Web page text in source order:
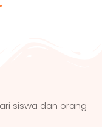
siswa dan orang